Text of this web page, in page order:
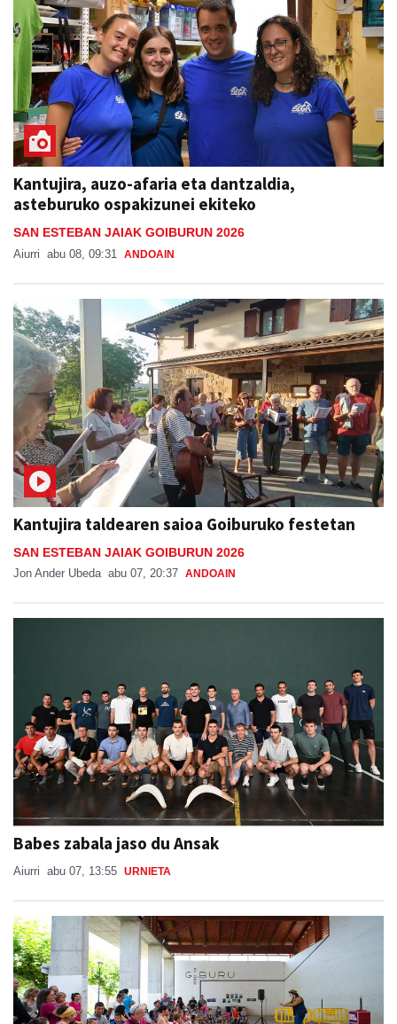
Kantujira, auzo-afaria eta dantzaldia,
asteburuko ospakizunei ekiteko
SAN ESTEBAN JAIAK GOIBURUN 2026
Aiurri abu 08, 09:31 ANDOAIN
Kantujira taldearen saioa Goiburuko festetan
SAN ESTEBAN JAIAK GOIBURUN 2026
Jon Ander Ubeda abu 07, 20:37 ANDOAIN
Babes zabala jaso du Ansak
Aiurri abu 07, 13:55 URNIETA